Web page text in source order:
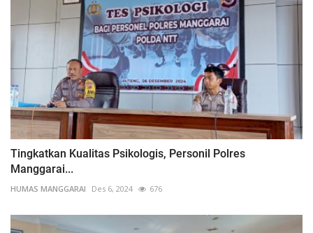
Tingkatkan Kualitas Psikologis, Personil Polres
Manggarai...
HUMAS MANGGARAI Des 6, 2024 676